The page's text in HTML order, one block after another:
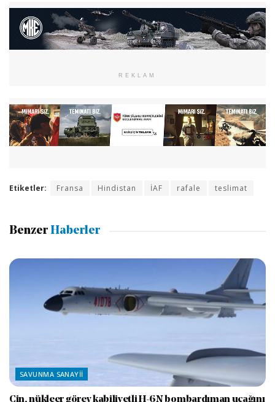
REKLAM
Etiketler: Fransa Hindistan İAF rafale teslimat
Benzer Haberler
SAVUNMA SANAYII
Çin, nükleer görev kabiliyetli H-6N bombardıman uçağını